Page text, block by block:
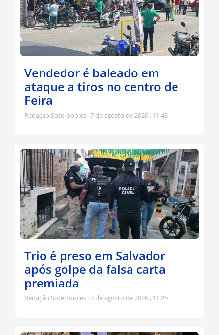
Vendedor é baleado em
ataque a tiros no centro de
Feira
Redação Soteropoles 7 de agosto de 2026 11:43
Trio é preso em Salvador
após golpe da falsa carta
premiada
Redação Soteropoles 7 de agosto de 2026 11:25